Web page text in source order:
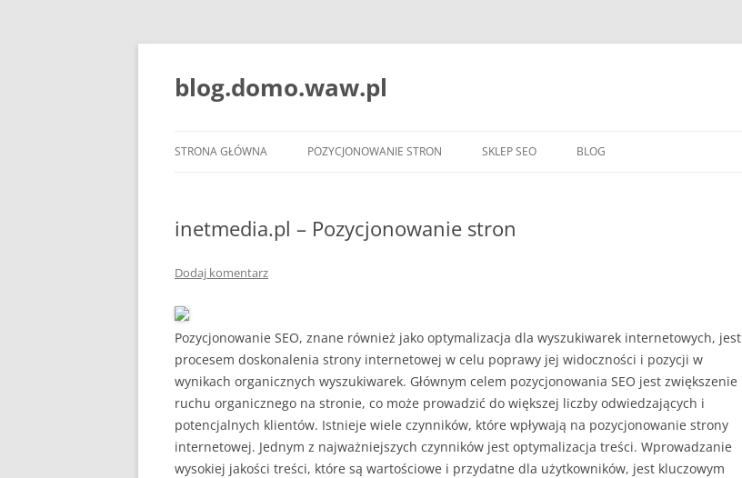
blog.domo.waw.pl
STRONA GŁÓWNA POZYCJONOWANIE STRON SKLEP SEO BLOG
inetmedia.pl – Pozycjonowanie stron
Dodaj komentarz
Pozycjonowanie SEO, znane również jako optymalizacja dla wyszukiwarek internetowych, jest
procesem doskonalenia strony internetowej w celu poprawy jej widoczności i pozycji w
wynikach organicznych wyszukiwarek. Głównym celem pozycjonowania SEO jest zwiększenie
ruchu organicznego na stronie, co może prowadzić do większej liczby odwiedzających i
potencjalnych klientów. Istnieje wiele czynników, które wpływają na pozycjonowanie strony
internetowej. Jednym z najważniejszych czynników jest optymalizacja treści. Wprowadzanie
wysokiej jakości treści, które są wartościowe i przydatne dla użytkowników, jest kluczowym